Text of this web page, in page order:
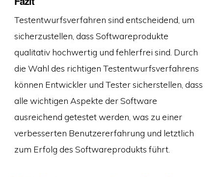
Testentwurfsverfahren sind entscheidend, um
sicherzustellen, dass Softwareprodukte
qualitativ hochwertig und fehlerfrei sind. Durch
die Wahl des richtigen Testentwurfsverfahrens
können Entwickler und Tester sicherstellen, dass
alle wichtigen Aspekte der Software
ausreichend getestet werden, was zu einer
verbesserten Benutzererfahrung und letztlich
zum Erfolg des Softwareprodukts führt.